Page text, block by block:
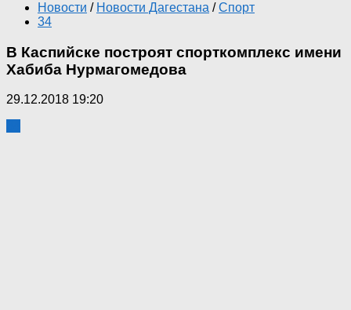
Новости / Новости Дагестана / Спорт
34
В Каспийске построят спорткомплекс имени
Хабиба Нурмагомедова
29.12.2018 19:20